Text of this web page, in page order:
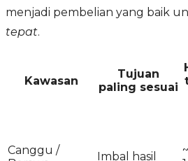
menjadi pembelian yang baik
tepat.
Kawasan
Tujuan
paling sesuai
Canggu /
Imbal hasil